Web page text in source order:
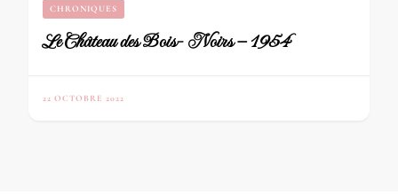
CHRONIQUES
Le Château des Bois- Noirs – 1954
22 OCTOBRE 2022